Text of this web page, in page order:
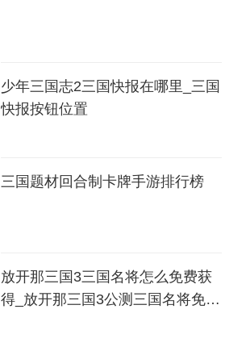
少年三国志2三国快报在哪里_三国
快报按钮位置
三国题材回合制卡牌手游排行榜
放开那三国3三国名将怎么免费获
得_放开那三国3公测三国名将免费